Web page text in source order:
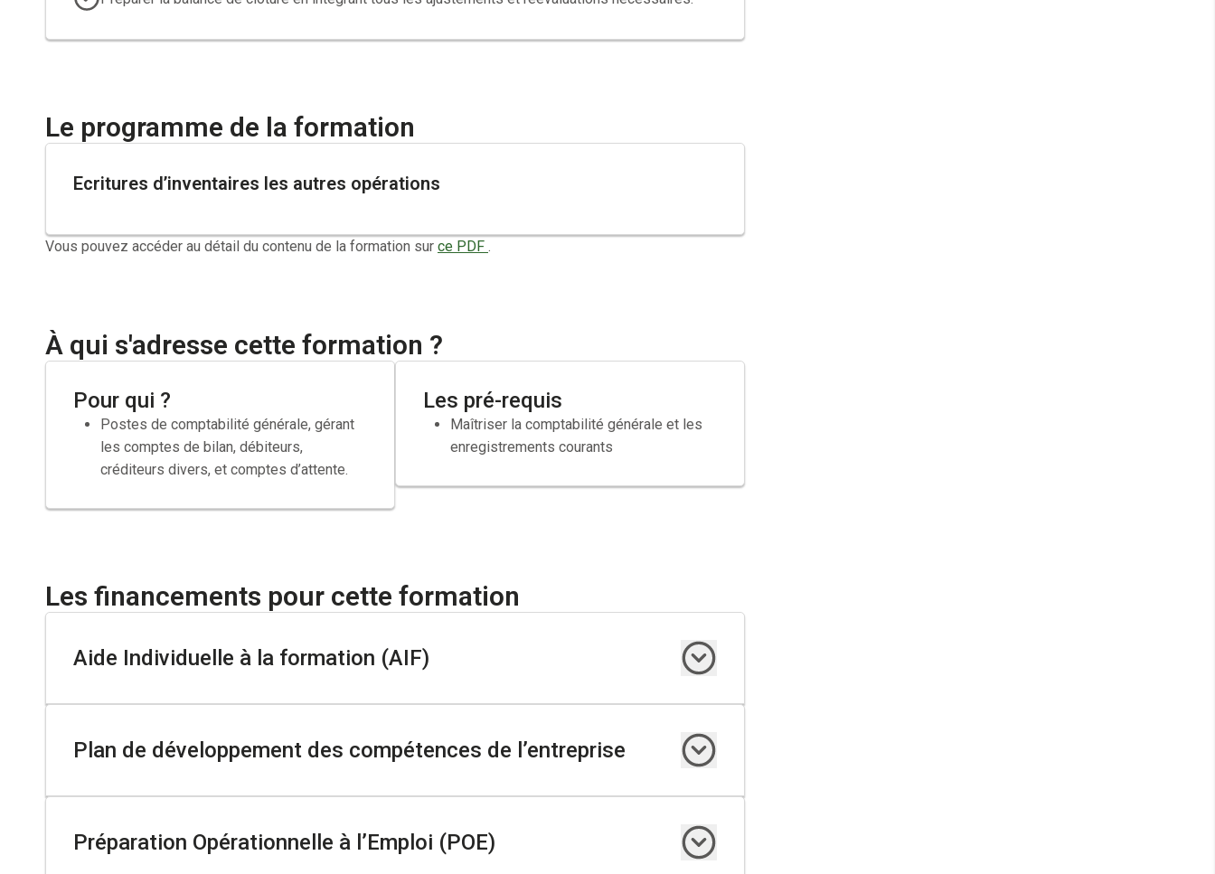
Le programme de la formation
Ecritures d’inventaires les autres opérations
Vous pouvez accéder au détail du contenu de la formation sur ce PDF .
À qui s'adresse cette formation ?
Pour qui ?
Postes de comptabilité générale, gérant
les comptes de bilan, débiteurs,
créditeurs divers, et comptes d’attente.
Les pré-requis
Maîtriser la comptabilité générale et les
enregistrements courants
Les financements pour cette formation
Aide Individuelle à la formation (AIF)
Demandeur d’emploi inscrit à Pole Emploi
Personne ayant subi un licenciement économique et bénéficiant d’un accompagnement CSP (Contrat de
Sécurisation Professionnelle)
Réaliser un positionnement
Plan de développement des compétences de l’entreprise
Une entreprise
Préparation Opérationnelle à l’Emploi (POE)